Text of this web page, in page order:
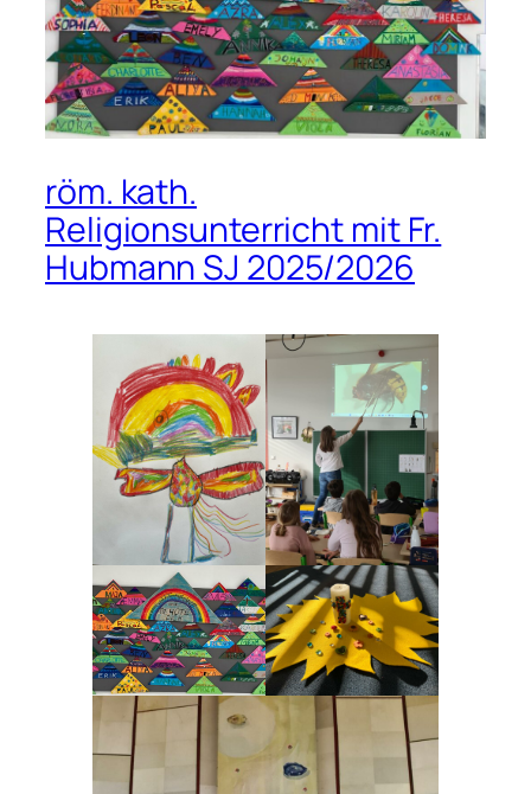
röm. kath.
Religionsunterricht mit Fr.
Hubmann SJ 2025/2026